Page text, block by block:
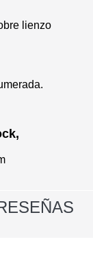
lienzo